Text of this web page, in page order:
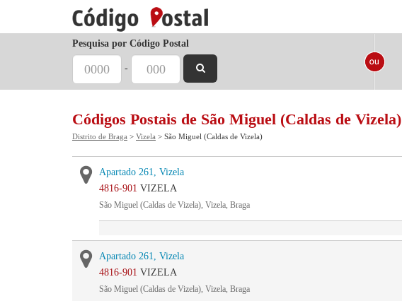
Pesquisa por Código Postal
-
Códigos Postais de São Miguel (Caldas de Vizela)
Distrito de Braga > Vizela > São Miguel (Caldas de Vizela)
Apartado 261, Vizela
4816-901 VIZELA
São Miguel (Caldas de Vizela), Vizela, Braga
Apartado 261, Vizela
4816-901 VIZELA
São Miguel (Caldas de Vizela), Vizela, Braga